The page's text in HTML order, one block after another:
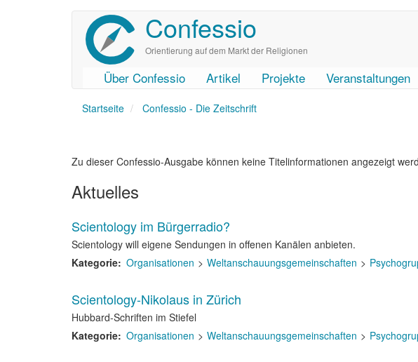
Confessio
Orientierung auf dem Markt der Religionen
User
account
Main
navigation
Über Confessio Artikel Projekte Veranstaltungen
Startseite Confessio - Die Zeitschrift
Zu dieser Confessio-Ausgabe können keine Titelinformationen angezeigt
Aktuelles
Scientology im Bürgerradio?
Scientology will eigene Sendungen in offenen Kanälen anbieten.
Kategorie Organisationen Weltanschauungsgemeinschaften
Scientology-Nikolaus in Zürich
Hubbard-Schriften im Stiefel
Kategorie Organisationen Weltanschauungsgemeinschaften